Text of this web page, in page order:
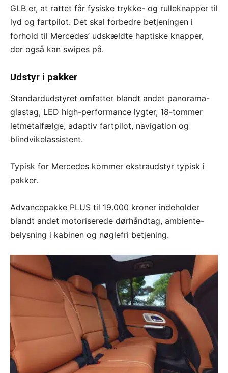
GLB er, at rattet får fysiske trykke- og rulleknapper til
lyd og fartpilot. Det skal forbedre betjeningen i
forhold til Mercedes’ udskældte haptiske knapper,
der også kan swipes på.
Udstyr i pakker
Standardudstyret omfatter blandt andet panorama-
glastag, LED high-performance lygter, 18-tommer
letmetalfælge, adaptiv fartpilot, navigation og
blindvikelassistent.
Typisk for Mercedes kommer ekstraudstyr typisk i
pakker.
Advancepakke PLUS til 19.000 kroner indeholder
blandt andet motoriserede dørhåndtag, ambiente-
belysning i kabinen og nøglefri betjening.